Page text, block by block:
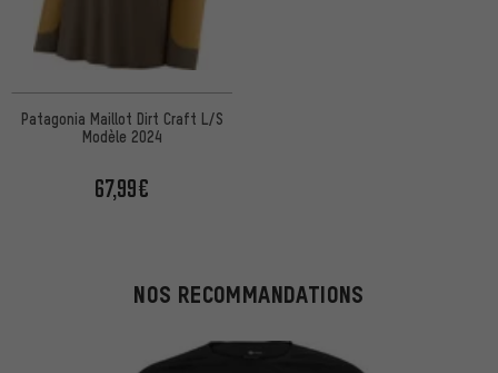
Patagonia Maillot Dirt Craft L/S
Modèle 2024
67,99€
NOS RECOMMANDATIONS